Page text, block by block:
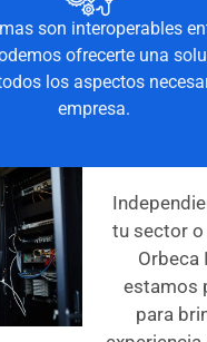
son interoperables
ofrecerte una
los aspectos
empresa.
tu sector o
Orbeca
estamos
para